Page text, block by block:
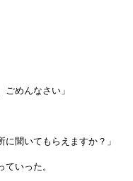
ごめんなさい」
聞いてもらえますか？」
いった。